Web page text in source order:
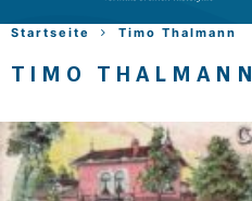
Startseite Timo Thalmann
TIMO THALMANN